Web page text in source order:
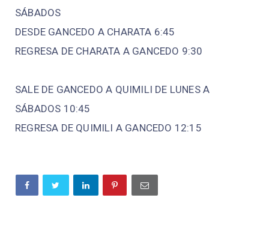
SÁBADOS
DESDE GANCEDO A CHARATA 6:45
REGRESA DE CHARATA A GANCEDO 9:30
SALE DE GANCEDO A QUIMILI DE LUNES A
SÁBADOS 10:45
REGRESA DE QUIMILI A GANCEDO 12:15